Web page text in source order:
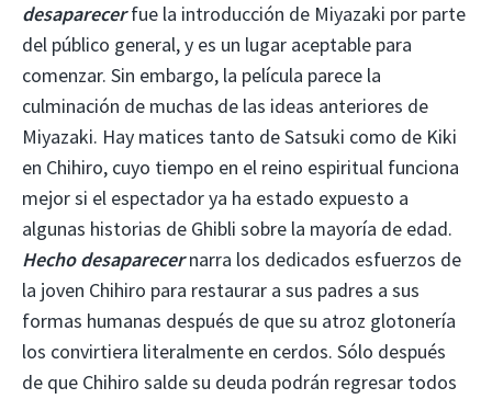
desaparecer fue la introducción de Miyazaki por parte
del público general, y es un lugar aceptable para
comenzar. Sin embargo, la película parece la
culminación de muchas de las ideas anteriores de
Miyazaki. Hay matices tanto de Satsuki como de Kiki
en Chihiro, cuyo tiempo en el reino espiritual funciona
mejor si el espectador ya ha estado expuesto a
algunas historias de Ghibli sobre la mayoría de edad.
Hecho desaparecernarra los dedicados esfuerzos de
la joven Chihiro para restaurar a sus padres a sus
formas humanas después de que su atroz glotonería
los convirtiera literalmente en cerdos. Sólo después
de que Chihiro salde su deuda podrán regresar todos